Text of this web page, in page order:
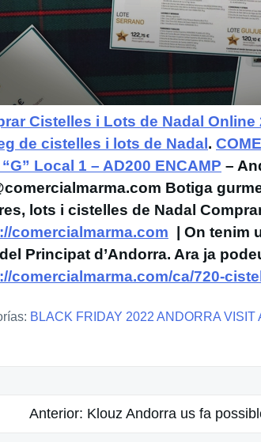
Cistelles i Lots de Nadal
de cistelles i lots de Nadal .
Local 1 – AD200 ENCAMP –
Botiga
lots i cistelles de Nadal
comercialmarma.com | On tenim
Principat d’Andorra. Ara ja
comercialmarma.com/ca/720-
BLACK FRIDAY 2022 ANDORRA
Anterior: Klouz Andorra us fa